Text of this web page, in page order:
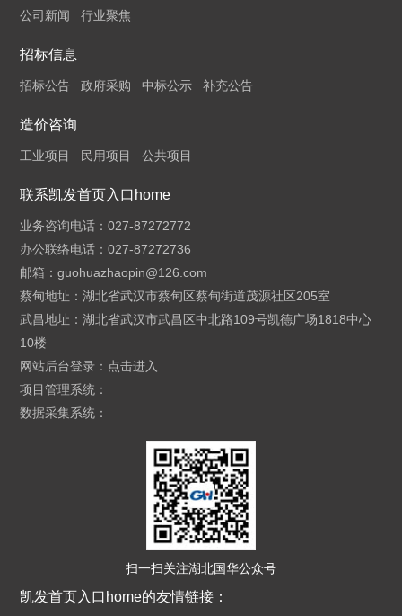
公司新闻 行业聚焦
招标信息
招标公告 政府采购 中标公示 补充公告
造价咨询
工业项目 民用项目 公共项目
联系凯发首页入口home
业务咨询电话：027-87272772
办公联络电话：027-87272736
邮箱：guohuazhaopin@126.com
蔡甸地址：湖北省武汉市蔡甸区蔡甸街道茂源社区205室
武昌地址：湖北省武汉市武昌区中北路109号凯德广场1818中心
10楼
网站后台登录： 点击进入
项目管理系统：
数据采集系统：
扫一扫关注湖北国华公众号
凯发首页入口home的友情链接：